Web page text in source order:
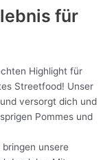
für
Highlight für
Streetfood! Unser
versorgt dich und
Pommes und
unsere